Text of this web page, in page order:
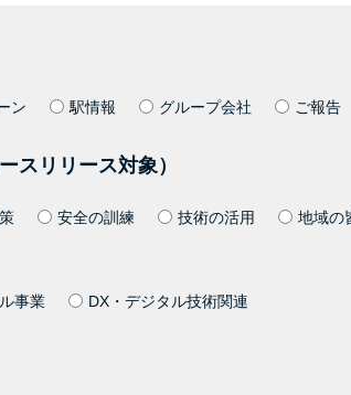
ン 駅情報 グループ会社 ご報告
スリリース対象）
安全の訓練 技術の活用 地域の
事業 DX・デジタル技術関連